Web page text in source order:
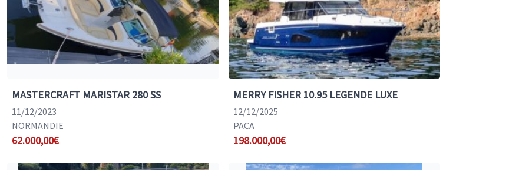
MASTERCRAFT MARISTAR 280 SS
11/12/2023
NORMANDIE
62.000,00€
MERRY FISHER 10.95 LEGENDE LUXE
12/12/2025
PACA
198.000,00€